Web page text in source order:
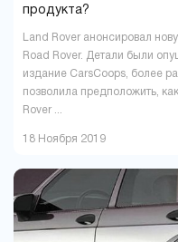
продукта?
Land Rover анонсировал
Road Rover. Детали были
издание СarsCoops, более
позволила предположить,
Rover ...
18 Ноября 2019